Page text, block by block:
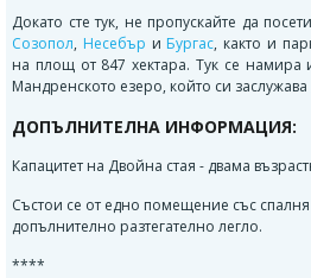
Докато сте тук, не пропускайте да
Созопол, Несебър и Бургас, както и
на площ от 847 хектара. Тук се намира
Мандренското езеро, който си
ДОПЪЛНИТЕЛНА ИНФОРМАЦИЯ:
Капацитет на Двойна стая - двама
Състои се от едно помещение със
допълнително разтегателно легло.
****